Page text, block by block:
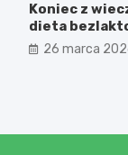
Koniec z
dieta
życia i
26 marca